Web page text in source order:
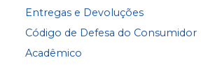
Entregas e Devoluções
Código de Defesa do Consumidor
Acadêmico